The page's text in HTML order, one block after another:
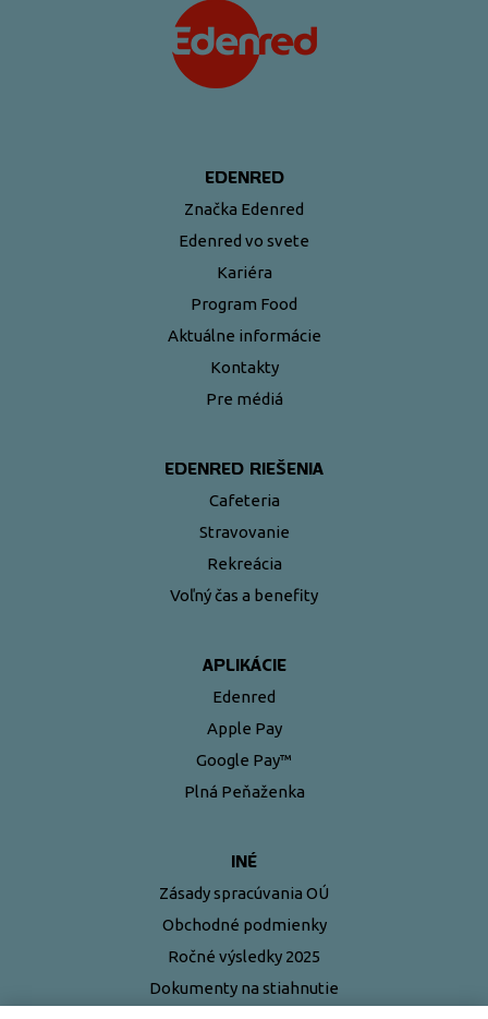
EDENRED
Značka Edenred
Edenred vo svete
Kariéra
Program Food
Aktuálne informácie
Kontakty
Pre médiá
EDENRED RIEŠENIA
Cafeteria
Stravovanie
Rekreácia
Voľný čas a benefity
APLIKÁCIE
Edenred
Apple Pay
Google Pay™
Plná Peňaženka
INÉ
Zásady spracúvania OÚ
Obchodné podmienky
Ročné výsledky 2025
Dokumenty na stiahnutie